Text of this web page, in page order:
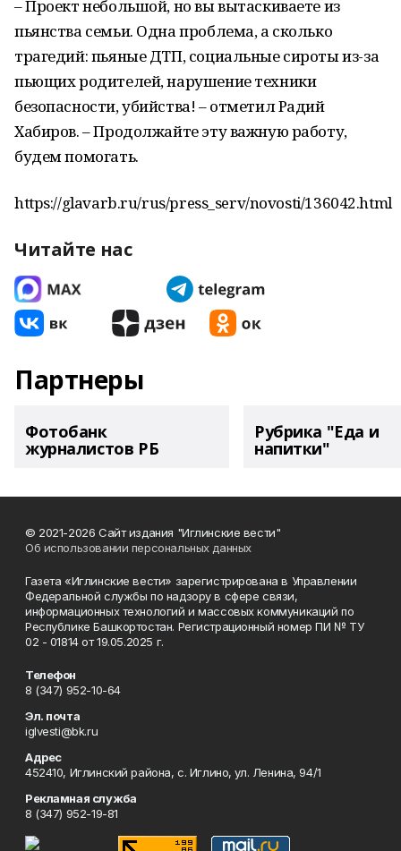
– Проект небольшой, но вы вытаскиваете из
пьянства семьи. Одна проблема, а сколько
трагедий: пьяные ДТП, социальные сироты из-за
пьющих родителей, нарушение техники
безопасности, убийства! – отметил Радий
Хабиров. – Продолжайте эту важную работу,
будем помогать.
https://glavarb.ru/rus/press_serv/novosti/136042.html
Читайте нас
Партнеры
Фотобанк
журналистов РБ
Рубрика "Еда и
напитки"
© 2021-2026 Сайт издания "Иглинские вести"
Об использовании персональных данных
Газета «Иглинские вести» зарегистрирована в Управлении
Федеральной службы по надзору в сфере связи,
информационных технологий и массовых коммуникаций по
Республике Башкортостан. Регистрационный номер ПИ № ТУ
02 - 01814 от 19.05.2025 г.
Телефон
8 (347) 952-10-64
Эл. почта
iglvesti@bk.ru
Адрес
452410, Иглинский района, с. Иглино, ул. Ленина, 94/1
Рекламная служба
8 (347) 952-19-81